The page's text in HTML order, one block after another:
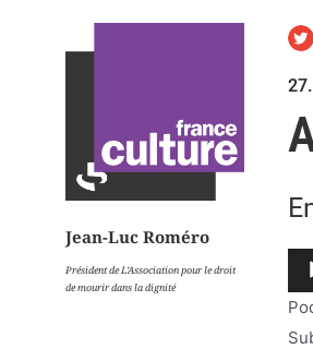
Jean-Luc Roméro
Président de L’Association pour le droit
de mourir dans la dignité